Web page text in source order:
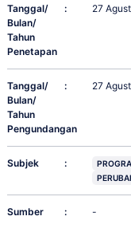
Tanggal/
Bulan/
Tahun
Penetapan
: 27
Tanggal/
Bulan/
Tahun
Pengundangan
: 27
Subjek :
Sumber : -